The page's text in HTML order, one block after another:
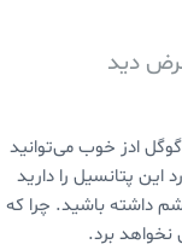
دید
ادز خوب می‌توانید
پتانسیل را دارید
داشته باشید. چرا که
برد.